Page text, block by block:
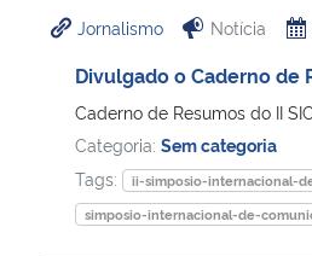
Jornalismo Notícia
Divulgado o Caderno de
Caderno de Resumos do II SIC
Categoria: Sem categoria
Tags:
ii-simposio-internacional-
simposio-internacional-de-